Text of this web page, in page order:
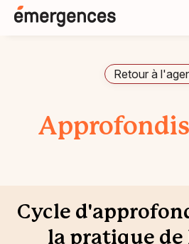
Retour à
Cycle
la pratique de